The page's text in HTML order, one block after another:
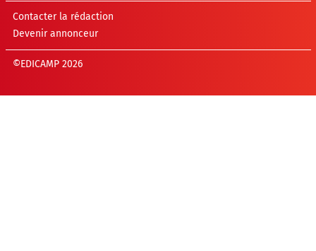
Contacter la rédaction
Devenir annonceur
©EDICAMP 2026